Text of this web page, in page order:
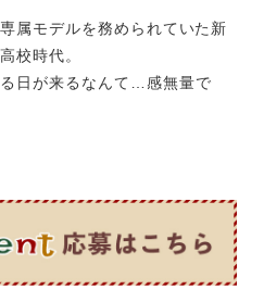
属モデルを務められていた新
校時代。
日が来るなんて…感無量で